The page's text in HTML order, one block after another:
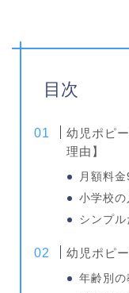
目次
幼児ポピ
理由】
月額料
小学校の
シンプ
幼児ポピ
年齢別の